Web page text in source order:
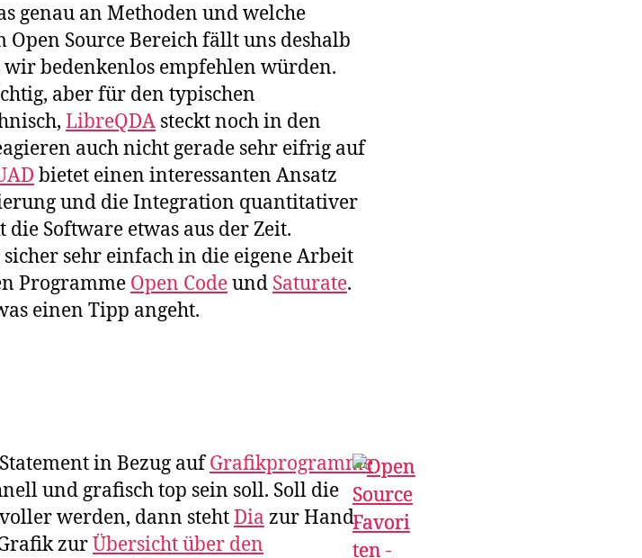
genau an Methoden und welche
Source Bereich fällt uns deshalb
bedenkenlos empfehlen würden.
aber für den typischen
LibreQDA steckt noch in den
auch nicht gerade sehr eifrig auf
bietet einen interessanten Ansatz
und die Integration quantitativer
Software etwas aus der Zeit.
sehr einfach in die eigene Arbeit
Programme Open Codeund Saturate.
einen Tipp angeht.
in Bezug aufGrafikprogramme
und grafisch top sein soll. Soll die
werden, dann stehtDia zur Hand.
zurÜbersicht über den